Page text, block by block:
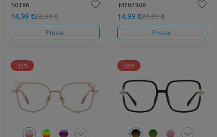
S0186
14,99 €22,99 €
Provar
MT02808
14,99 €27,99 €
Provar
-32% -32%